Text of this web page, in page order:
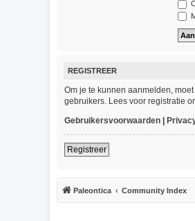
REGISTREER
Om je te kunnen aanmelden,
gebruikers. Lees voor registratie
Gebruikersvoorwaarden |
Registreer
Paleontica Community Index